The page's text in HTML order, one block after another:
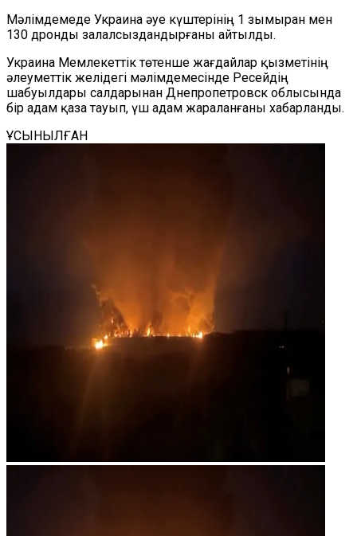
Мәлімдемеде Украина әуе күштерінің 1 зымыран мен
130 дронды залалсыздандырғаны айтылды.
Украина Мемлекеттік төтенше жағдайлар қызметінің
әлеуметтік желідегі мәлімдемесінде Ресейдің
шабуылдары салдарынан Днепропетровск облысында
бір адам қаза тауып, үш адам жараланғаны хабарланды.
ҰСЫНЫЛҒАН